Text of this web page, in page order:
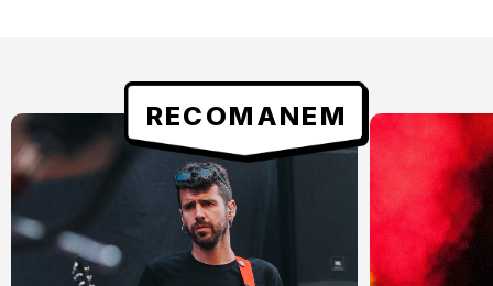
RECOMANEM